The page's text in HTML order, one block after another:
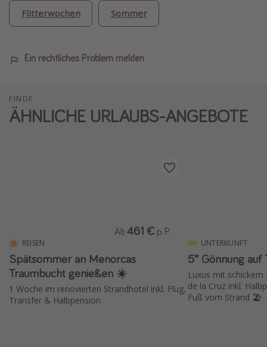
Flitterwochen Sommer
Ein rechtliches Problem melden
FINDE
ÄHNLICHE URLAUBS-ANGEBOTE
REISEN
Spätsommer an Menorcas
Traumbucht genießen ☀️
1 Woche im renovierten Strandhotel inkl. Flug,
Transfer & Halbpension
Ab 461 € p. P.
UNTERKUNFT
5* Gönnung auf
Luxus mit
de la Cruz inkl.
Fuß vom Strand 🏖️